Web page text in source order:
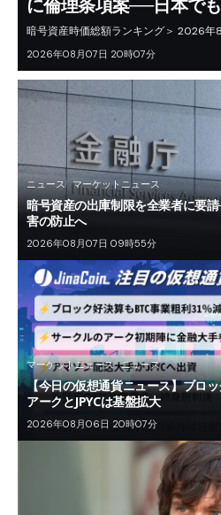
暗号資産時価総額ランキング＞ 2026年
2026年08月07日 20時07分
ニュース マーケットニュース
暗号資産の出庫制限を全業者に要
害の防止へ
2026年08月07日 09時55分
マーケットニュース ニュース
【今日の仮想通貨ニュース】ブロ
アークとJPYCは基盤拡大
2026年08月06日 20時07分